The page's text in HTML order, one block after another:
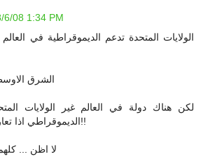
6/08 1:34 PM
الولايات المتحدة تدعم الديموقراطية في
الشرق
لكن هناك دولة في العالم غير الولايات
الديموقراطي اذا تعارض مع مصالحها ؟!!
لا اظن ...